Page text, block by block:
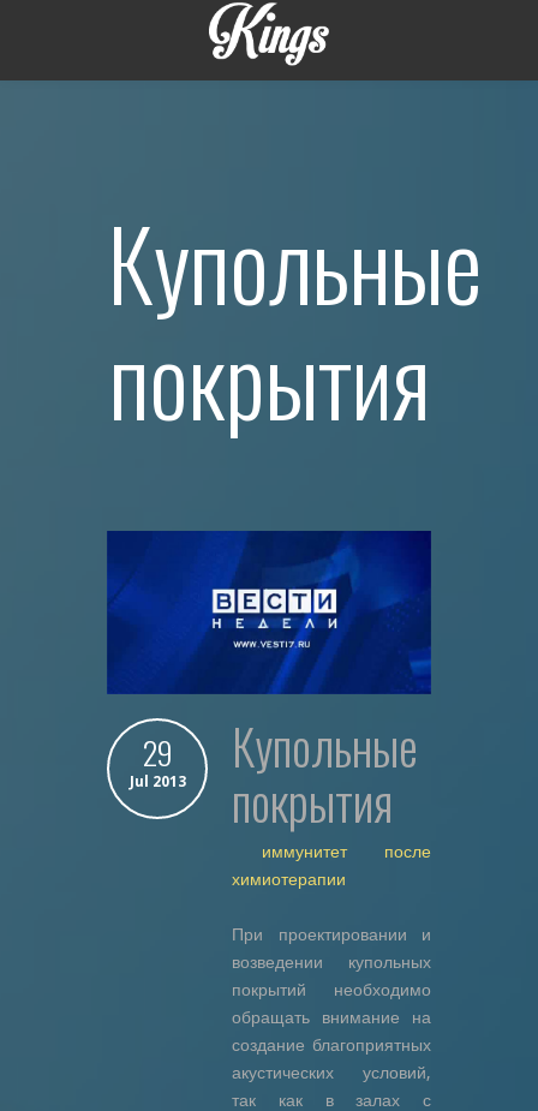
Купольные
покрытия
29
Jul 2013 Купольные
покрытия
иммунитет после
химиотерапии
При проектировании и
возведении купольных
покрытий необходимо
обращать внимание на
создание благоприятных
акустических условий,
так как в залах с